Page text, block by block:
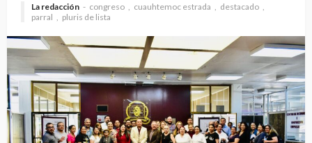
La redacción congreso cuauhtemoc estrada
destacado
parral
pluris de lista